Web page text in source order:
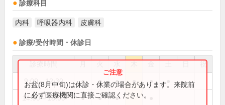
診療科目
内科 呼吸器内科 皮膚科
診療/受付時間・休診日
祝
9:00～12:30 ● ● ● ● ●
14:00～18:00 ● ● ●
お盆(8月中旬)は休診・休業の場合があります。来院前
に必ず医療機関に直接ご確認ください。